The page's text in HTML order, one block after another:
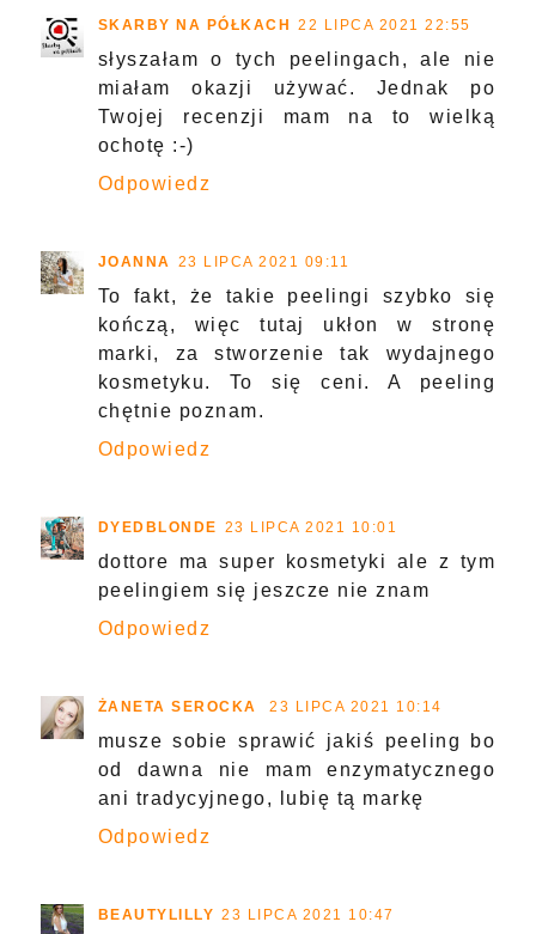
SKARBY NA PÓŁKACH 22 LIPCA 2021 22:55
słyszałam o tych peelingach, ale nie
miałam okazji używać. Jednak po
Twojej recenzji mam na to wielką
ochotę :-)
Odpowiedz
JOANNA 23 LIPCA 2021 09:11
To fakt, że takie peelingi szybko się
kończą, więc tutaj ukłon w stronę
marki, za stworzenie tak wydajnego
kosmetyku. To się ceni. A peeling
chętnie poznam.
Odpowiedz
DYEDBLONDE 23 LIPCA 2021 10:01
dottore ma super kosmetyki ale z tym
peelingiem się jeszcze nie znam
Odpowiedz
ŻANETA SEROCKA 23 LIPCA 2021 10:14
musze sobie sprawić jakiś peeling bo
od dawna nie mam enzymatycznego
ani tradycyjnego, lubię tą markę
Odpowiedz
BEAUTYLILLY 23 LIPCA 2021 10:47